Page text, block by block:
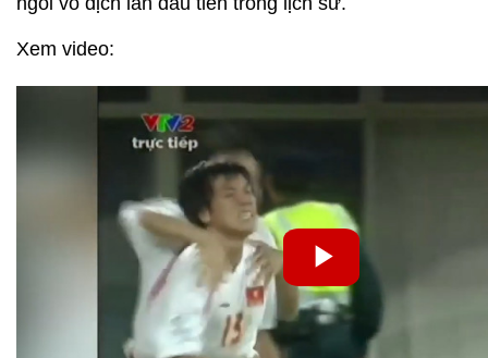
Xem video: